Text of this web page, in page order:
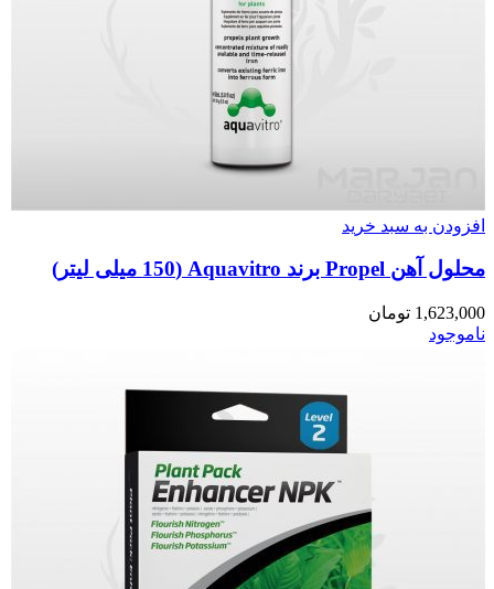
افزودن به سبد خرید
محلول آهن Propel برند Aquavitro (150 میلی لیتر)
1,623,000 تومان
ناموجود